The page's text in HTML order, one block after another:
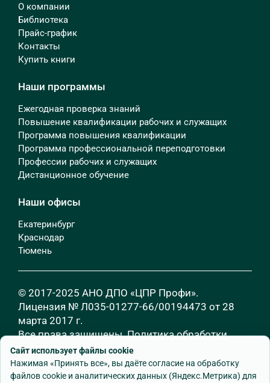
О компании
Библиотека
Прайс-график
Контакты
Купить книги
Наши программы
Ежегодная проверка знаний
Повышение квалификации рабочих и служащих
Программа повышения квалификации
Программа профессиональной переподготовки
Профессии рабочих и служащих
Дистанционное обучение
Наши офисы
Екатеринбург
Краснодар
Тюмень
© 2017-2025 АНО ДПО «ЦПР Профи».
Лицензия № Л035-01277-66/00194473 от 28
марта 2017 г.
Все права защищены.Политика обработки
персональных данных
Сайт использует файлы cookie
Нажимая «Принять все», вы даёте согласие на обработку
файлов cookie и аналитических данных (Яндекс.Метрика) для